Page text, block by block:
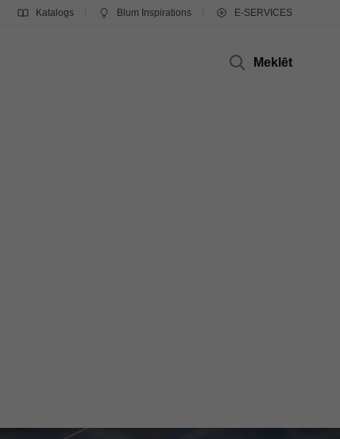
Katalogs Blum Inspirations E-SERVICES
Meklēt